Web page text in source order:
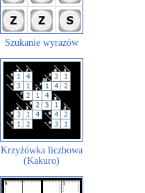
Szukanie wyrazów
Krzyżówka liczbowa
(Kakuro)